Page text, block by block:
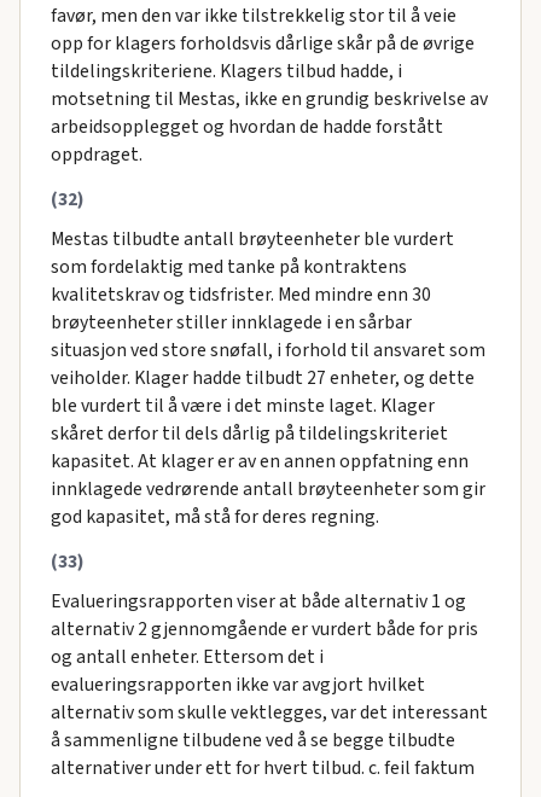
favør, men den var ikke tilstrekkelig stor til å veie
opp for klagers forholdsvis dårlige skår på de øvrige
tildelingskriteriene. Klagers tilbud hadde, i
motsetning til Mestas, ikke en grundig beskrivelse av
arbeidsopplegget og hvordan de hadde forstått
oppdraget.
(32)
Mestas tilbudte antall brøyteenheter ble vurdert
som fordelaktig med tanke på kontraktens
kvalitetskrav og tidsfrister. Med mindre enn 30
brøyteenheter stiller innklagede i en sårbar
situasjon ved store snøfall, i forhold til ansvaret som
veiholder. Klager hadde tilbudt 27 enheter, og dette
ble vurdert til å være i det minste laget. Klager
skåret derfor til dels dårlig på tildelingskriteriet
kapasitet. At klager er av en annen oppfatning enn
innklagede vedrørende antall brøyteenheter som gir
god kapasitet, må stå for deres regning.
(33)
Evalueringsrapporten viser at både alternativ 1 og
alternativ 2 gjennomgående er vurdert både for pris
og antall enheter. Ettersom det i
evalueringsrapporten ikke var avgjort hvilket
alternativ som skulle vektlegges, var det interessant
å sammenligne tilbudene ved å se begge tilbudte
alternativer under ett for hvert tilbud. c. feil faktum